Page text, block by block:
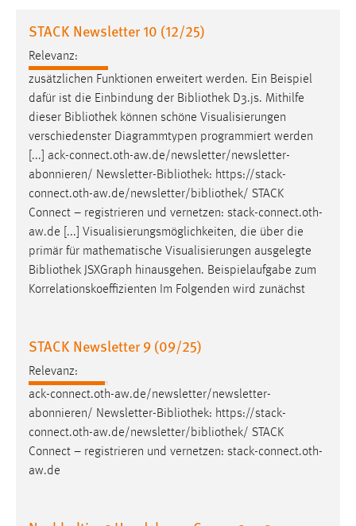
STACK Newsletter 10 (12/25)
Relevanz:
zusätzlichen Funktionen erweitert werden. Ein Beispiel
dafür ist die Einbindung der Bibliothek D3.js. Mithilfe
dieser Bibliothek können schöne Visualisierungen
verschiedenster Diagrammtypen programmiert werden
[...] ack-connect.oth-aw.de/newsletter/newsletter-
abonnieren/ Newsletter-Bibliothek: https://stack-
connect.oth-aw.de/newsletter/bibliothek/ STACK
Connect – registrieren und vernetzen: stack-connect.oth-
aw.de [...] Visualisierungsmöglichkeiten, die über die
primär für mathematische Visualisierungen ausgelegte
Bibliothek JSXGraph hinausgehen. Beispielaufgabe zum
Korrelationskoeffizienten Im Folgenden wird zunächst
STACK Newsletter 9 (09/25)
Relevanz:
ack-connect.oth-aw.de/newsletter/newsletter-
abonnieren/ Newsletter-Bibliothek: https://stack-
connect.oth-aw.de/newsletter/bibliothek/ STACK
Connect – registrieren und vernetzen: stack-connect.oth-
aw.de
Performance
Name:
Zweck:
Für performante Seitenauslieferung wird in diesem Cookie
gespeichert, ob man eingeloggt ist.
Sprachpräferenz
Name:
site-language-preference
Zweck:
Cookie Laufzeit:
Chat
Name:
MibewSessionID, MIBEW_UserID, mibew_locale, mibew-
chat-frame-style-5e9dbeb1811c0446
Wird benötigt um die Chatfunktion nutzen zu können.